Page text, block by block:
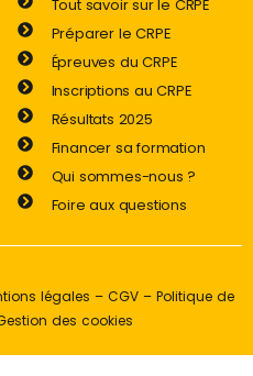
Tout savoir sur le CRPE
Préparer le CRPE
Épreuves du CRPE
Inscriptions au CRPE
Résultats 2025
Financer sa formation
Qui sommes-nous ?
Foire aux questions
légales – CGV – Politique de
des cookies